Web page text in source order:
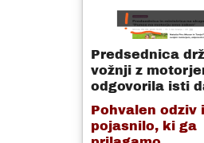
Predsednica
vožnji z
odgovorila isti
Pohvalen odziv
pojasnilo, ki ga